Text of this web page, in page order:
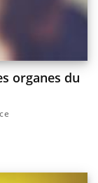
organes du